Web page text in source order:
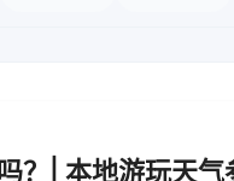
？| 本地游玩天气